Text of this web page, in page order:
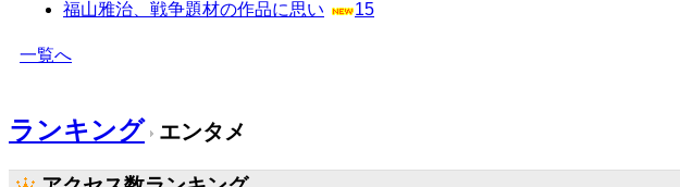
福山雅治、戦争題材の作品に思い
15
一覧へ
ランキング エンタメ